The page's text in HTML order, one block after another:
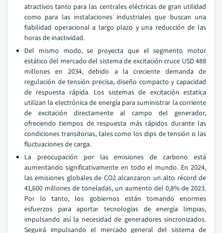
atractivos tanto para las centrales eléctricas de gran utilidad
como para las instalaciones industriales que buscan una
fiabilidad operacional a largo plazo y una reducción de las
horas de inactividad.
Del mismo modo, se proyecta que el segmento motor
estático del mercado del sistema de excitación cruce USD 488
millones en 2034, debido a la creciente demanda de
regulación de tensión precisa, diseño compacto y capacidad
de respuesta rápida. Los sistemas de excitación estatica
utilizan la electrónica de energía para suministrar la corriente
de excitación directamente al campo del generador,
ofreciendo tiempos de respuesta más rápidos durante las
condiciones transitorias, tales como los dips de tensión o las
fluctuaciones de carga.
La preocupación por las emisiones de carbono está
aumentando significativamente en todo el mundo. En 2024,
las emisiones globales de CO2 alcanzaron un alto récord de
41,600 millones de toneladas, un aumento del 0,8% de 2023.
Por lo tanto, los gobiernos están tomando enormes
esfuerzos para aportar tecnologías de energía limpias,
impulsando así la necesidad de generadores sincronizados.
Seguirá impulsando el mercado general del sistema de